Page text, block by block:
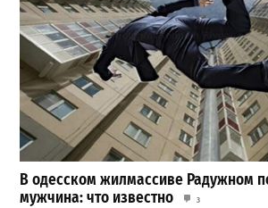
В одесском жилмассиве Радужном
мужчина: что известно
3